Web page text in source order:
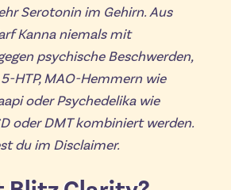
Serotonin im Gehirn. Aus
Kanna niemals mit
psychische Beschwerden,
HTP, MAO-Hemmern wie
oder Psychedelika wie
oder DMT kombiniert werden.
du im Disclaimer.